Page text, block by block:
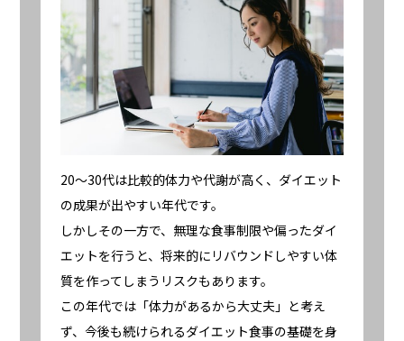
20〜30代は比較的体力や代謝が高く、ダイエット
の成果が出やすい年代です。
しかしその一方で、無理な食事制限や偏ったダイ
エットを行うと、将来的にリバウンドしやすい体
質を作ってしまうリスクもあります。
この年代では「体力があるから大丈夫」と考え
ず、今後も続けられるダイエット食事の基礎を身